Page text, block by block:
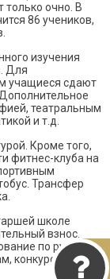
только очно. В
86 учеников,
изучения
Для
учащиеся сдают
театральным
и т.д.
Кроме того,
фитнес-клуба на
Трансфер
школе
взнос.
по русскому
конкурс